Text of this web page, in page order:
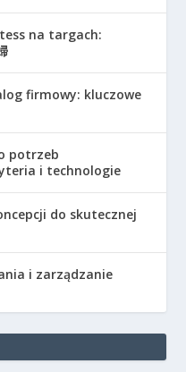
na targach:
firmowy: kluczowe
potrzeb
i technologie
do skutecznej
i zarządzanie